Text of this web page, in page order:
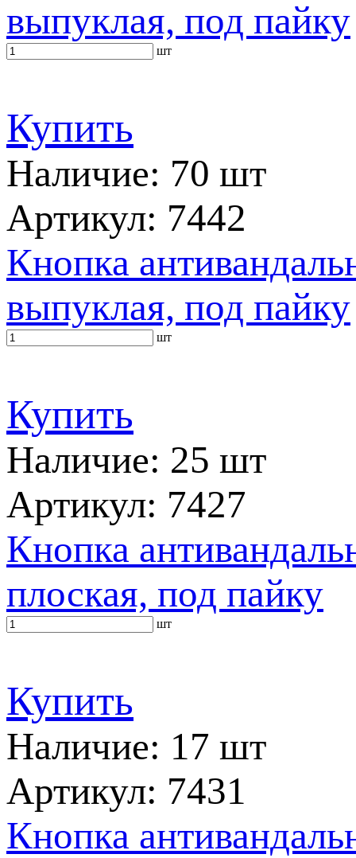
выпуклая, под пайку
шт
Купить
Наличие: 70 шт
Артикул: 7442
Кнопка
выпуклая, под пайку
шт
Купить
Наличие: 25 шт
Артикул: 7427
Кнопка
плоская, под пайку
шт
Купить
Наличие: 17 шт
Артикул: 7431
Кнопка